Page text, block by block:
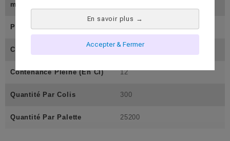
M)
Poids (En Gramme) 11
Contenance Utile ( En Cl)
Contenance Pleine (En Cl) 12
Quantité Par Colis 300
Quantité Par Palette 25200
En savoir plus →
Accepter & Fermer